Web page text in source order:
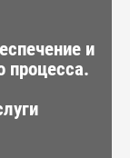
и
процесса.